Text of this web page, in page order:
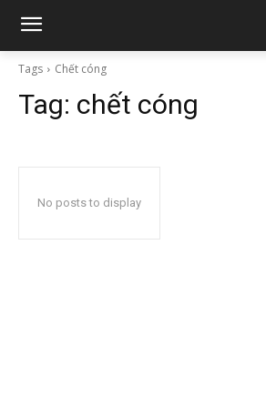
Tags Chết cóng
Tag: chết cóng
No posts to display